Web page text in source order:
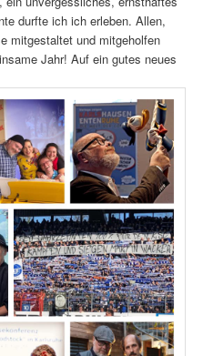
durfte ich ich erleben. Allen,
mitgestaltet und mitgeholfen
Jahr! Auf ein gutes neues